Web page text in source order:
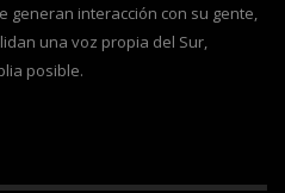
generan interacción con su gente,
una voz propia del Sur,
posible.